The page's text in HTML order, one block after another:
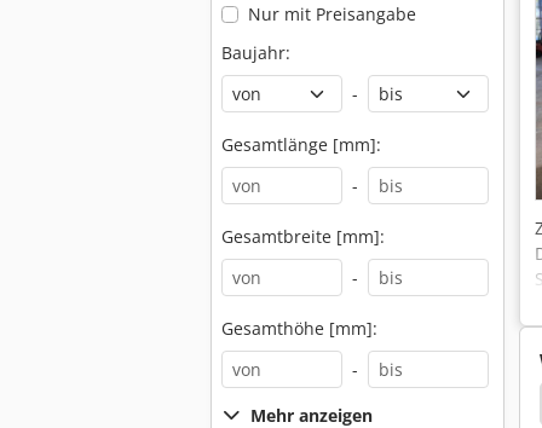
Nur mit Preisangabe
Baujahr:
-
Gesamtlänge [mm]:
-
Gesamtbreite [mm]:
-
Gesamthöhe [mm]:
-
Mehr anzeigen
Zyklendrehmaschine Monforts Spannrahmen